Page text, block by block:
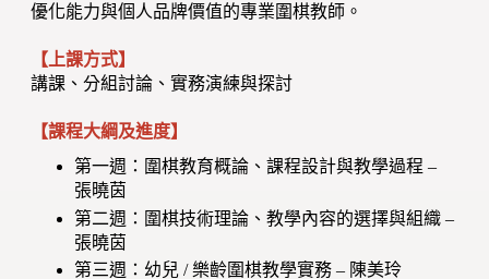
優化能力與個人品牌價值的專業圍棋教師。
【上課方式】
講課、分組討論、實務演練與探討
【課程大綱及進度】
第一週：圍棋教育概論、課程設計與教學過程 –
張曉茵
第二週：圍棋技術理論、教學內容的選擇與組織 –
張曉茵
第三週：幼兒 / 樂齡圍棋教學實務 – 陳美玲